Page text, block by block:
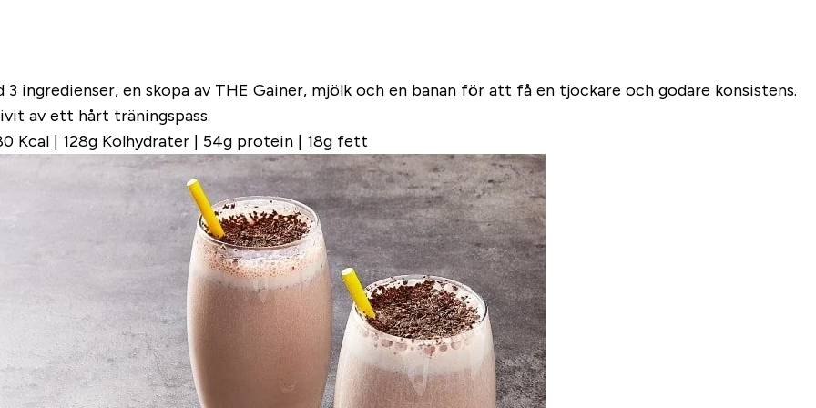
ingredienser, en skopa av THE Gainer, mjölk och en banan för att få en tjockare och godare konsistens.
av ett hårt träningspass.
Kcal | 128g Kolhydrater | 54g protein | 18g fett